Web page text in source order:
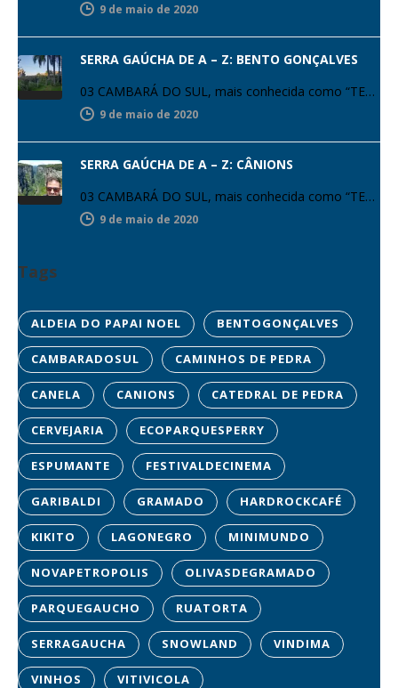
9 de maio de 2020
SERRA GAÚCHA DE A – Z: BENTO GONÇALVES
03 CAMBARÁ DO SUL, mais conhecida como “TERRA DOS CÂNIONS”. A cidade de 6.545 habitantes é campeã no ranking de…
9 de maio de 2020
SERRA GAÚCHA DE A – Z: CÂNIONS
03 CAMBARÁ DO SUL, mais conhecida como “TERRA DOS CÂNIONS”. A cidade de 6.545 habitantes é campeã no ranking de…
9 de maio de 2020
Tags
ALDEIA DO PAPAI NOEL BENTOGONÇALVES
CAMBARADOSUL CAMINHOS DE PEDRA
CANELA CANIONS CATEDRAL DE PEDRA
CERVEJARIA ECOPARQUESPERRY
ESPUMANTE FESTIVALDECINEMA
GARIBALDI GRAMADO HARDROCKCAFÉ
KIKITO LAGONEGRO MINIMUNDO
NOVAPETROPOLIS OLIVASDEGRAMADO
PARQUEGAUCHO RUATORTA
SERRAGAUCHA SNOWLAND VINDIMA
VINHOS VITIVICOLA